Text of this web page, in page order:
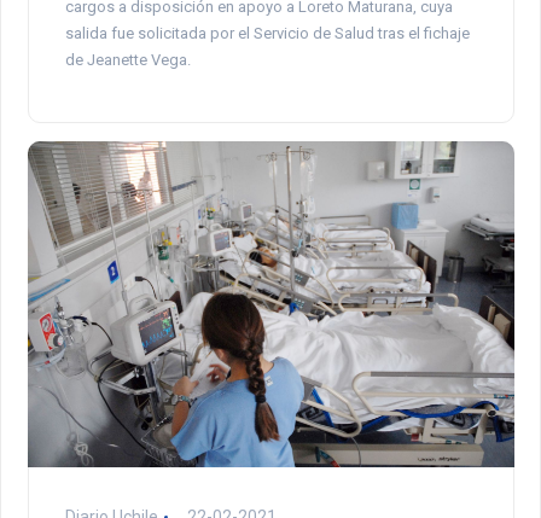
cargos a disposición en apoyo a Loreto Maturana, cuya
salida fue solicitada por el Servicio de Salud tras el fichaje
de Jeanette Vega.